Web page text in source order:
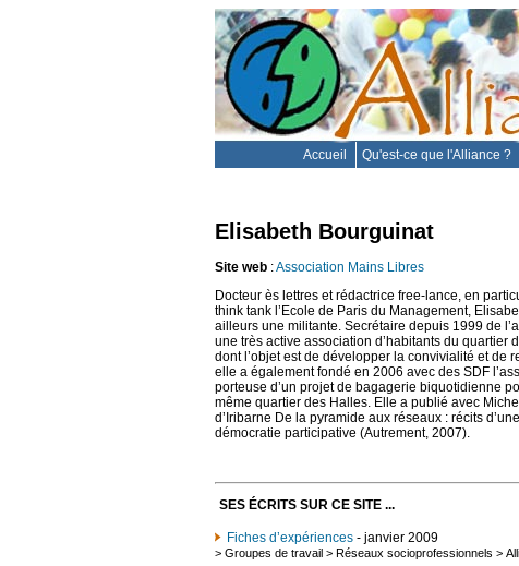
Accueil Qu'est-ce que l'Alliance ?
Elisabeth Bourguinat
Site web :Association Mains Libres
Docteur ès lettres et rédactrice free-lance, en
think tank l’Ecole de Paris du Management,
ailleurs une militante. Secrétaire depuis 1999 de
une très active association d’habitants du quartier
dont l’objet est de développer la convivialité et de
elle a également fondé en 2006 avec des SDF
porteuse d’un projet de bagagerie biquotidienne
même quartier des Halles. Elle a publié avec
d’Iribarne De la pyramide aux réseaux : récits
démocratie participative (Autrement, 2007).
SES ÉCRITS SUR CE SITE ...
Fiches d’expériences - janvier 2009
> Groupes de travail > Réseaux socioprofessionnels >